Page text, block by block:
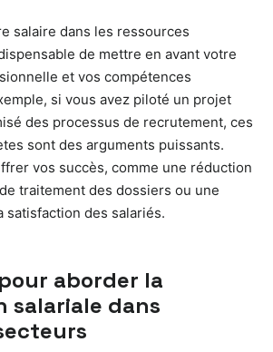
salaire dans les ressources
de mettre en avant votre
et vos compétences
si vous avez piloté un projet
des processus de recrutement, ces
sont des arguments puissants.
vos succès, comme une réduction
traitement des dossiers ou une
satisfaction des salariés.
aborder la
salariale dans